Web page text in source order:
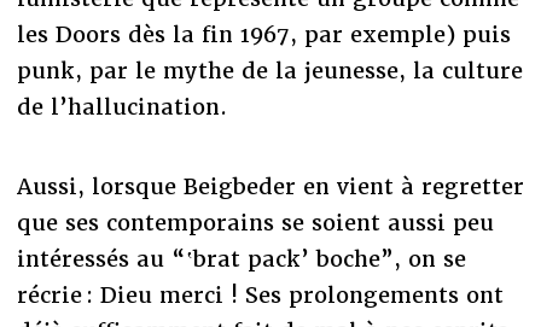
les Doors dès la fin 1967, par exemple) puis
punk, par le mythe de la jeunesse, la culture
de l’hallucination.
Aussi, lorsque Beigbeder en vient à regretter
que ses contemporains se soient aussi peu
intéressés au “‛brat pack’ boche”, on se
récrie : Dieu merci ! Ses prolongements ont